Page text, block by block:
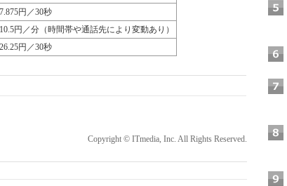
7.875円／30秒
10.5円／分（時間帯や通話先により変動あり）
26.25円／30秒
Copyright © ITmedia, Inc. All Rights Reserved.